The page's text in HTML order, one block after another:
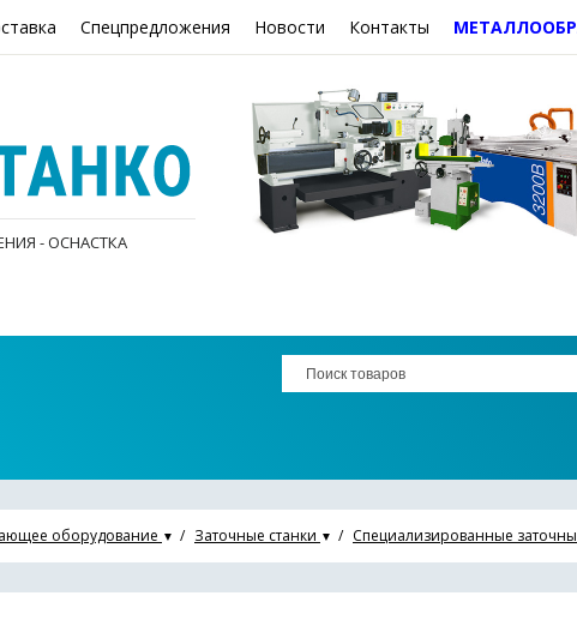
Спецпредложения Новости Контакты
- ОСНАСТКА
оборудование ▼ Заточные станки ▼ Специализированные